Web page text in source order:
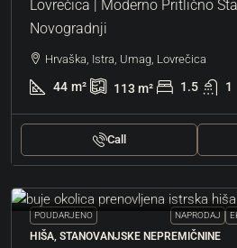
Lovrečica | Moderno Pritlično
Novogradnji
Hrvaška, Istra, Umag, Lovrečica
44 m² 113m² 1.5 1
Call
POUDARJENO NAPRODAJ
HIŠA, STANOVANJSKE NEPREMIČNINE